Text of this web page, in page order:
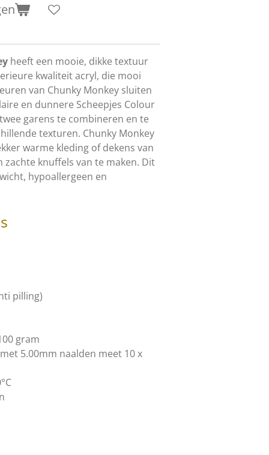
heeft een mooie, dikke textuur
kwaliteit acryl, die mooi
van Chunky Monkey sluiten
en dunnere Scheepjes Colour
garens te combineren en te
texturen. Chunky Monkey
warme kleding of dekens van
knuffels van te maken. Dit
hypoallergeen en
pilling)
gram
5.00mm naalden meet 10 x